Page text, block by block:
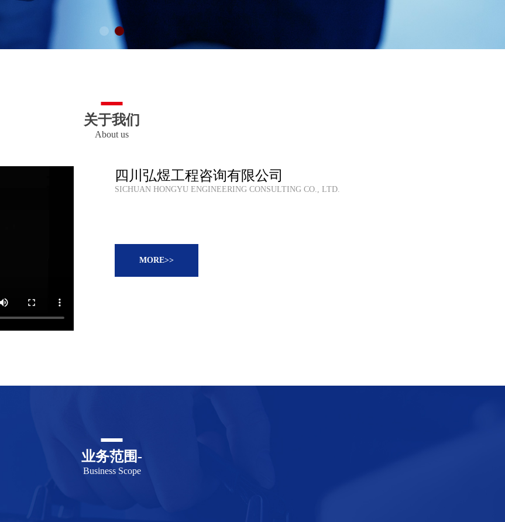
关于我们
About us
四川弘煜工程咨询有限公司
SICHUAN HONGYU ENGINEERING CONSULTING CO., LTD.
MORE>>
业务范围-
Business Scope